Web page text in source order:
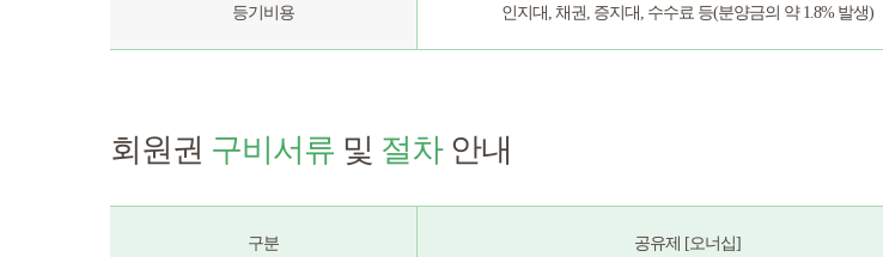
등기비용 인지대, 채권, 증지대, 수수료 등(분양금의 약 1.8% 발생)
회원권 구비서류 및 절차 안내
구분 공유제 [오너십]